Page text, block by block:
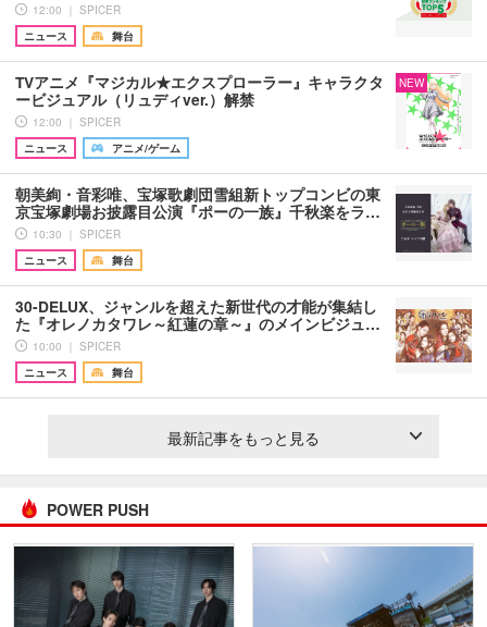
12:00 ｜ SPICER
ニュース
舞台
TVアニメ『マジカル★エクスプローラー』キャラクタ
ービジュアル（リュディver.）解禁
12:00 ｜ SPICER
ニュース
アニメ/ゲーム
NEW
朝美絢・音彩唯、宝塚歌劇団雪組新トップコンビの東
京宝塚劇場お披露目公演『ポーの一族』千秋楽をラ…
10:30 ｜ SPICER
ニュース
舞台
30-DELUX、ジャンルを超えた新世代の才能が集結し
た『オレノカタワレ～紅蓮の章～』のメインビジュ…
10:00 ｜ SPICER
ニュース
舞台
最新記事をもっと見る
POWER PUSH